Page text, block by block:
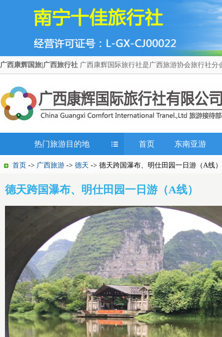
广西康辉国旅|广西旅行社 广西康辉国际旅行社是广西旅游协会旅行社
热门旅游目的地 首页 东南亚游
首页 -> 广西旅游 -> 德天 -> 德天跨国瀑布、明仕田园一日游（A线）
德天跨国瀑布、明仕田园一日游（A线）